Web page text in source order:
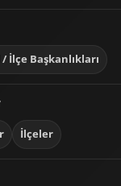
/ İlçe Başkanlıkları
İlçeler